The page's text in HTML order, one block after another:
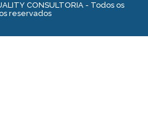
CONSULTORIA - Todos os
reservados